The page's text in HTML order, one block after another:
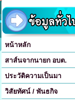
หน้าหลัก
สาส์นจากนายก อบต.
ประวัติความเป็นมา
วิสัยทัศน์ / พันธกิจ